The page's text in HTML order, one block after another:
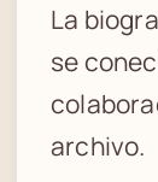
La
se
archivo.